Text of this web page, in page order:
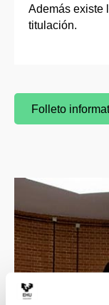
Además existe
titulación.
(Abre una
Folleto